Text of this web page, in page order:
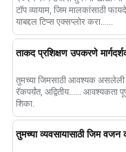
टॉप व्यायाम, जिम मालकांसाठी
याबद्दल टिप्स एक्सप्लोर करा......
ताकद प्रशिक्षण उपकरणे
तुमच्या जिमसाठी आवश्यक असलेली
रॅकपर्यंत, अद्वितीय...... आवश्यकता
शिका.
तुमच्या व्यवसायासाठी जिम वजन